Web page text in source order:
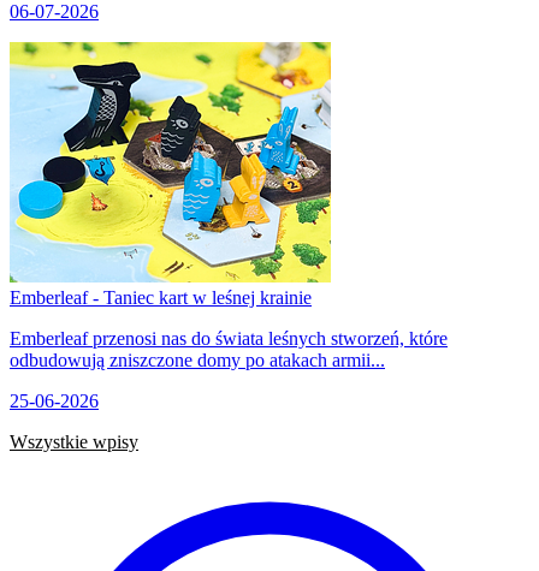
06-07-2026
Emberleaf - Taniec kart w leśnej krainie
Emberleaf przenosi nas do świata leśnych stworzeń, które
odbudowują zniszczone domy po atakach armii...
25-06-2026
Wszystkie wpisy